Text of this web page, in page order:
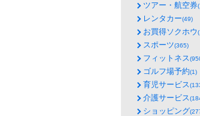
ツアー・航空券
レンタカー(49)
お買得ソクホウ
スポーツ(365)
フィットネス
ゴルフ場予約(1)
育児サービス
介護サービス
ショッピング